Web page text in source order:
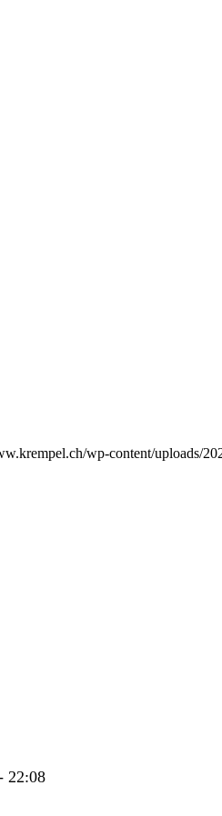
wp-content/uploads/
22:08